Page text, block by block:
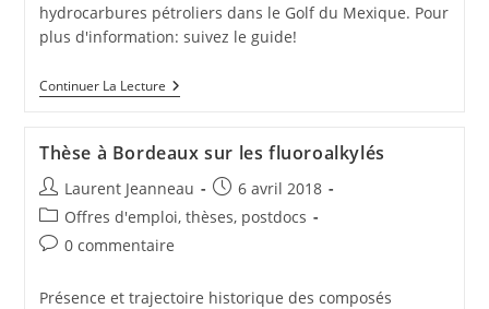
hydrocarbures pétroliers dans le Golf du Mexique. Pour
plus d'information: suivez le guide!
Continuer La Lecture
Thèse à Bordeaux sur les fluoroalkylés
Laurent Jeanneau
6 avril 2018
Offres d'emploi, thèses, postdocs
0 commentaire
Présence et trajectoire historique des composés